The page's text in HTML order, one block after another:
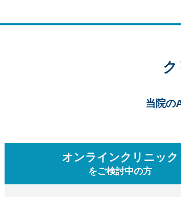
伸びる
長くて固い髪の毛が1日平均100本前後
当院の
オンラインクリニック
をご検討中の方